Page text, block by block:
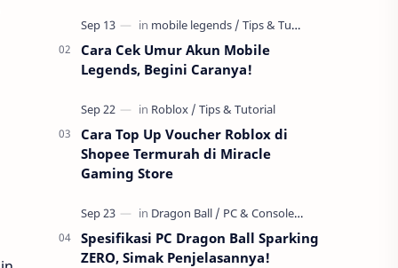
of Kings , ada kabar gembira yang tidak
boleh…
Cara Cek Umur Akun Mobile
Legends, Begini Caranya!
Cara Top Up Voucher Roblox di
Shopee Termurah di Miracle
Gaming Store
Spesifikasi PC Dragon Ball Sparking
ZERO, Simak Penjelasannya!